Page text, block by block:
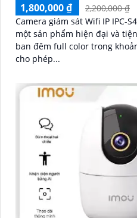
1,800,000 ₫
2,200,000 ₫
Camera giám sát Wifi IP IPC-
một sản phẩm hiện đại và tiện ích. Với khả năng
ban đêm full color trong
cho phép...